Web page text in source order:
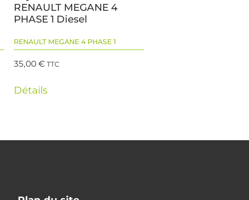
RENAULT MEGANE 4
PHASE 1 Diesel
RENAULT MEGANE 4 PHASE 1
35,00€ TTC
Détails